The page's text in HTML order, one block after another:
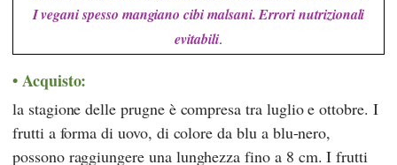
I vegani spesso mangiano cibi malsani. Errori nutrizionali
evitabili.
Acquisto:
la stagione delle prugne è compresa tra luglio e ottobre. I
frutti a forma di uovo, di colore da blu a blu-nero,
possono raggiungere una lunghezza fino a 8 cm. I frutti